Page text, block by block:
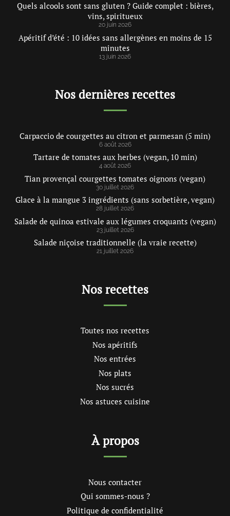
Quels alcools sont sans gluten ? Guide complet : bières,
vins, spiritueux
20 juin 2026
Apéritif d’été : 10 idées sans allergènes en moins de 15
minutes
13 juin 2026
Nos dernières recettes
Carpaccio de courgettes au citron et parmesan (5 min)
6 août 2026
Tartare de tomates aux herbes (vegan, 10 min)
4 août 2026
Tian provençal courgettes tomates oignons (vegan)
30 juillet 2026
Glace à la mangue 3 ingrédients (sans sorbetière, vegan)
28 juillet 2026
Salade de quinoa estivale aux légumes croquants (vegan)
23 juillet 2026
Salade niçoise traditionnelle (la vraie recette)
21 juillet 2026
Nos recettes
Toutes nos recettes
Nos apéritifs
Nos entrées
Nos plats
Nos sucrés
Nos astuces cuisine
À propos
Nous contacter
Qui sommes-nous ?
Politique de confidentialité